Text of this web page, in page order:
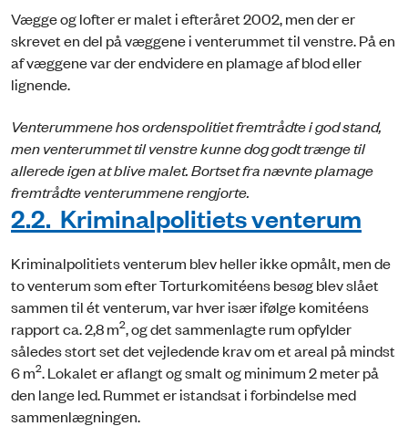
Vægge og lofter er malet i efteråret 2002, men der er
skrevet en del på væggene i venterummet til venstre. På en
af væggene var der endvidere en plamage af blod eller
lignende.
Venterummene hos ordenspolitiet fremtrådte i god stand,
men venterummet til venstre kunne dog godt trænge til
allerede igen at blive malet. Bortset fra nævnte plamage
fremtrådte venterummene rengjorte.
2.2. Kriminalpolitiets venterum
Kriminalpolitiets venterum blev heller ikke opmålt, men de
to venterum som efter Torturkomitéens besøg blev slået
sammen til ét venterum, var hver især ifølge komitéens
rapport ca. 2,8 m2, og det sammenlagte rum opfylder
således stort set det vejledende krav om et areal på mindst
6 m2. Lokalet er aflangt og smalt og minimum 2 meter på
den lange led. Rummet er istandsat i forbindelse med
sammenlægningen.